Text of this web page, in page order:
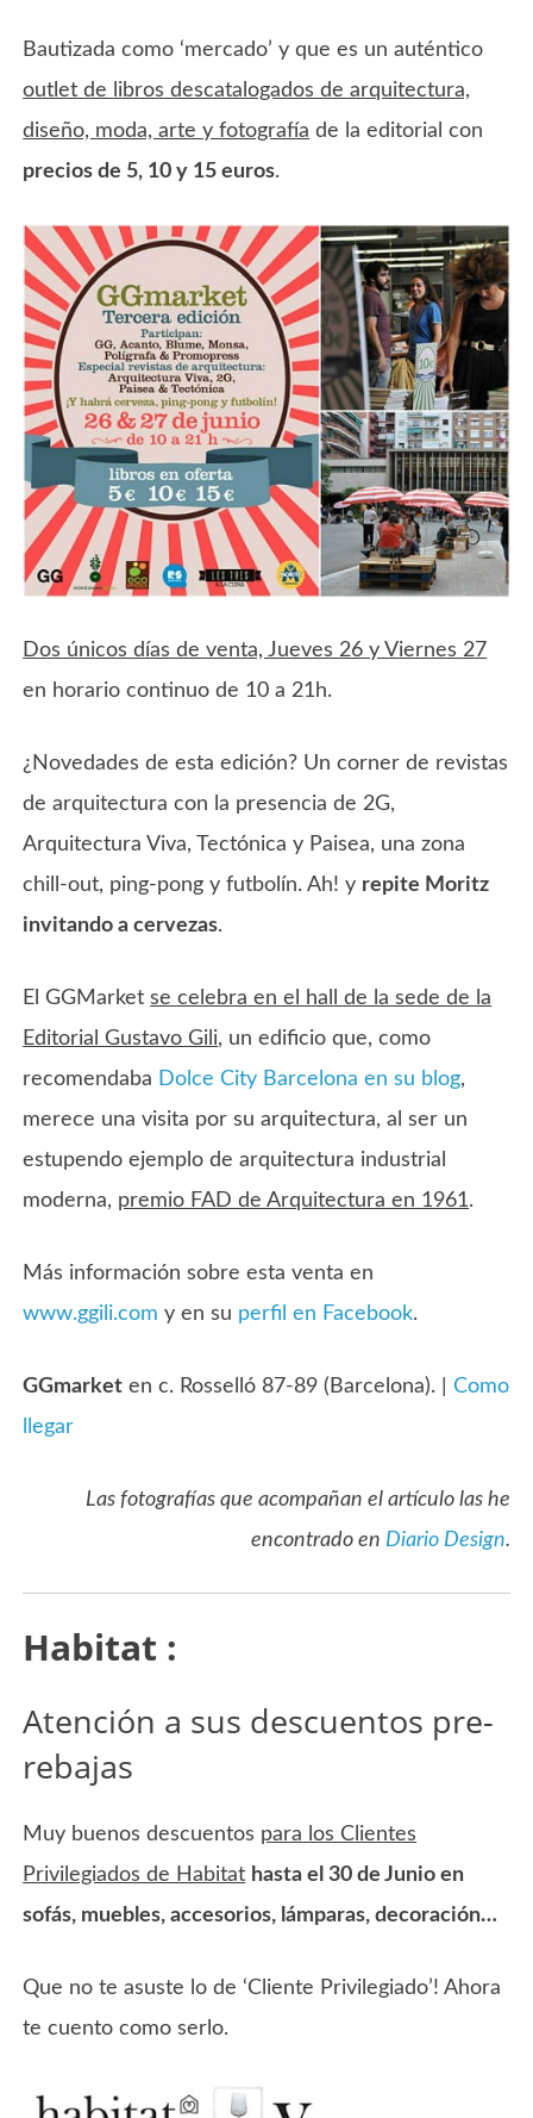
Bautizada como ‘mercado’ y que es un auténtico
outlet de libros descatalogados de arquitectura,
diseño, moda, arte y fotografía de la editorial con
precios de 5, 10 y 15 euros.
Dos únicos días de venta, Jueves 26 y Viernes 27
en horario continuo de 10 a 21h.
¿Novedades de esta edición? Un corner de revistas
de arquitectura con la presencia de 2G,
Arquitectura Viva, Tectónica y Paisea, una zona
chill-out, ping-pong y futbolín. Ah! y repite Moritz
invitando a cervezas.
El GGMarketse celebra en el hall de la sede de la
Editorial Gustavo Gili, un edificio que, como
recomendaba Dolce City Barcelona en su blog,
merece una visita por su arquitectura, al ser un
estupendo ejemplo de arquitectura industrial
moderna, premio FAD de Arquitectura en 1961.
Más información sobre esta venta en
www.ggili.com y en su perfil en Facebook.
GGmarket en c. Rosselló 87-89 (Barcelona). |Como
llegar
Las fotografías que acompañan el artículo las he
encontrado en Diario Design.
Habitat :
Atención a sus descuentos pre-
rebajas
Muy buenos descuentos para los Clientes
Privilegiados de Habitat hasta el 30 de Junio en
sofás, muebles, accesorios, lámparas, decoración…
Que no te asuste lo de ‘Cliente Privilegiado’! Ahora
te cuento como serlo.